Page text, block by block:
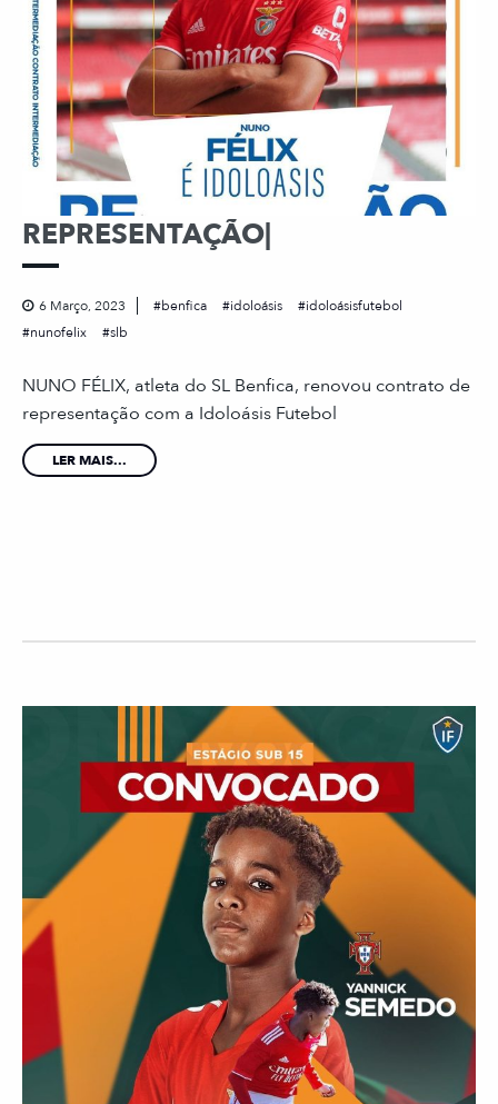
REPRESENTAÇÃO|
6 Março, 2023 benfica idoloásis
idoloásisfutebol
nunofelix
slb
NUNO FÉLIX, atleta do SL Benfica, renovou contrato de
representação com a Idoloásis Futebol
LER MAIS...